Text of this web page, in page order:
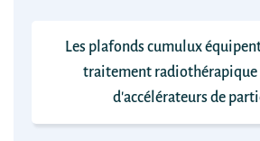
Les plafonds cumulux
traitement radiothérapique
d'accélérateurs de